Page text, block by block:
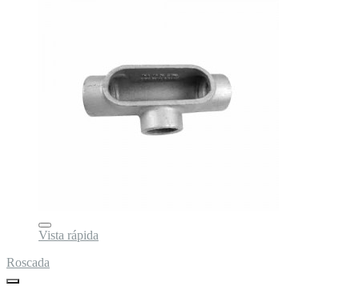
Vista rápida
Roscada